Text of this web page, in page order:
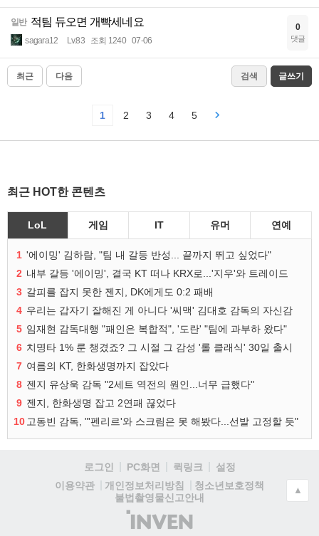
일반 적팀 듀오면 개빡세네요
sagara12 Lv.83 조회 1240 07-06
0
댓글
최근 다음 검색 글쓰기
1 2 3 4 5
최근 HOT한 콘텐츠
LoL 게임 IT 유머 연예
1 '에이밍' 김하람, "팀 내 갈등 반성... 끝까지 뛰고 싶었다"
2 내부 갈등 '에이밍', 결국 KT 떠나 KRX로...'지우'와 트레이드
3 갈피를 잡지 못한 젠지, DK에게도 0:2 패배
4 우리는 갑자기 잘해진 게 아니다 '씨맥' 김대호 감독의 자신감
5 임재현 감독대행 "패인은 복합적", '도란' "팀에 과부하 왔다"
6 치명타 1% 룬 챙겼죠? 그 시절 그 감성 '롤 클래식' 30일 출시
7 여름의 KT, 한화생명까지 잡았다
8 젠지 유상욱 감독 "2세트 역전의 원인...너무 급했다"
9 젠지, 한화생명 잡고 2연패 끊었다
10 고동빈 감독, "'펜리르'와 스크림은 못 해봤다...선발 고정할 듯"
로그인 PC화면 퀵링크
설정
이용약관
개인정보처리방침
청소년보호정책
불법촬영물신고안내
(주)
인
▲